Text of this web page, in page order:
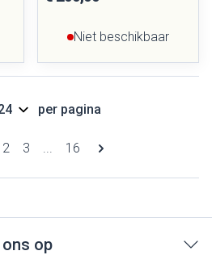
Niet beschikbaar
Pagina's
momenteel pagina
Pagina
2 Pagina
3 ... Pagina
16
per pagina
op